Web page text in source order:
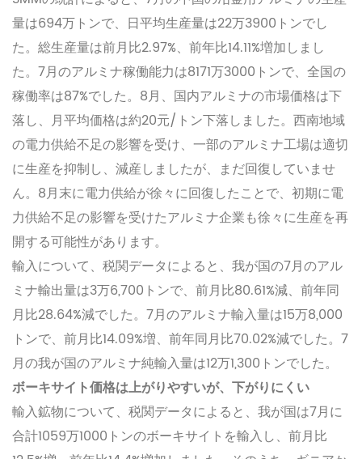
量は694万トンで、日平均生産量は22万3900トンでし
た。総生産量は前月比2.97%、前年比14.11%増加しまし
た。7月のアルミナ稼働能力は8171万3000トンで、全国の
稼働率は87%でした。8月、国内アルミナの市場価格は下
落し、月平均価格は約20元/トン下落しました。西南地域
の電力供給不足の影響を受け、一部のアルミナ工場は適切
に生産を抑制し、減産しましたが、まだ回復していませ
ん。8月末に電力供給が徐々に回復したことで、初期に電
力供給不足の影響を受けたアルミナ企業も徐々に生産を再
開する可能性があります。
輸入について、税関データによると、我が国の7月のアル
ミナ輸出量は3万6,700トンで、前月比80.61%減、前年同
月比28.64%減でした。7月のアルミナ輸入量は15万8,000
トンで、前月比14.09%増、前年同月比70.02%減でした。7
月の我が国のアルミナ純輸入量は12万1,300トンでした。
ボーキサイト価格は上がりやすいが、下がりにくい
輸入鉱物について、税関データによると、我が国は7月に
合計1059万1000トンのボーキサイトを輸入し、前月比